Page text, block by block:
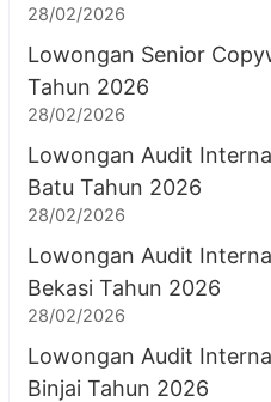
28/02/2026
Lowongan Senior
Tahun 2026
28/02/2026
Lowongan Audit
Batu Tahun 2026
28/02/2026
Lowongan Audit
Bekasi Tahun 2026
28/02/2026
Lowongan Audit
Binjai Tahun 2026